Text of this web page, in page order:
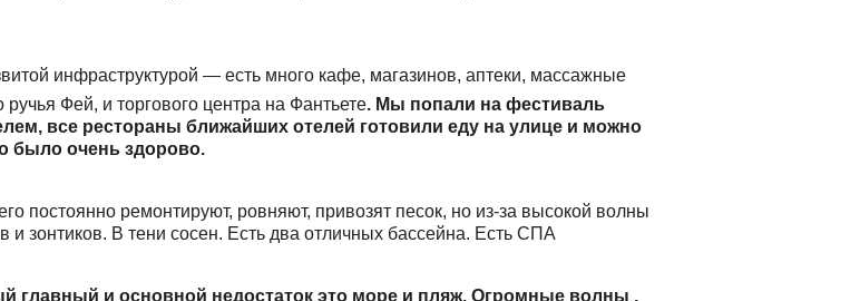
инфраструктурой — есть много кафе, магазинов, аптеки, массажные
Фей, и торгового центра на Фантьете. Мы попали на фестиваль
все рестораны ближайших отелей готовили еду на улице и можно
было очень здорово.
постоянно ремонтируют, ровняют, привозят песок, но из-за высокой волны
и зонтиков. В тени сосен. Есть два отличных бассейна. Есть СПА
главный и основной недостаток это море и пляж. Огромные волны ,